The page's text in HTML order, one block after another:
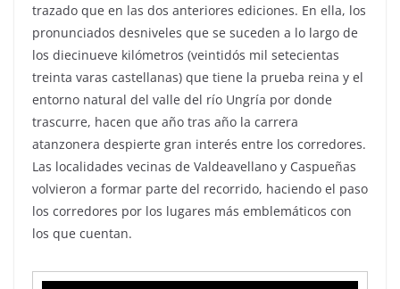
trazado que en las dos anteriores ediciones. En ella, los
pronunciados desniveles que se suceden a lo largo de
los diecinueve kilómetros (veintidós mil setecientas
treinta varas castellanas) que tiene la prueba reina y el
entorno natural del valle del río Ungría por donde
trascurre, hacen que año tras año la carrera
atanzonera despierte gran interés entre los corredores.
Las localidades vecinas de Valdeavellano y Caspueñas
volvieron a formar parte del recorrido, haciendo el paso
los corredores por los lugares más emblemáticos con
los que cuentan.